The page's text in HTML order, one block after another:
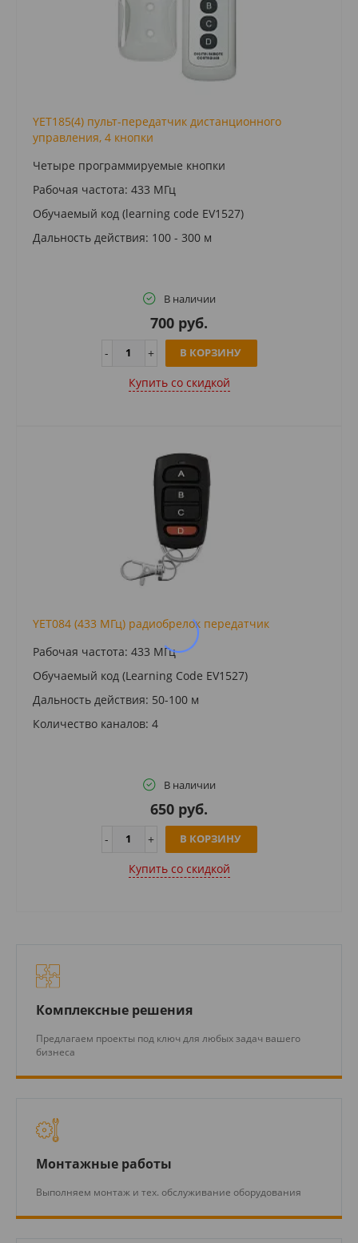
YET185(4) пульт-передатчик дистанционного
управления, 4 кнопки
Четыре программируемые кнопки
Рабочая частота: 433 МГц
Обучаемый код (learning code EV1527)
Дальность действия: 100 - 300 м
В наличии
700 руб.
В КОРЗИНУ
Купить cо скидкой
YET084 (433 МГц) радиобрелок передатчик
Рабочая частота: 433 МГц
Обучаемый код (Learning Code EV1527)
Дальность действия: 50-100 м
Количество каналов: 4
В наличии
650 руб.
В КОРЗИНУ
Купить cо скидкой
Комплексные решения
Предлагаем проекты под ключ для любых задач вашего
бизнеса
Монтажные работы
Выполняем монтаж и тех. обслуживание оборудования